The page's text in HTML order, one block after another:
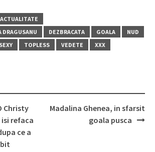
ACTUALITATE
DRAGUSANU DEZBRACATA GOALA
NUD
SEXY TOPLESS VEDETE XXX
Christy
isi refaca
ce a
Madalina Ghenea, in sfarsit
goala pusca